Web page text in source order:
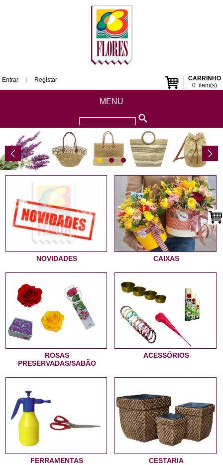
CARRINHO
0item(s)
Entrar Registar
MENU
NOVIDADES CAIXAS
ROSAS
PRESERVADAS/SABÃO
ACESSÓRIOS
FERRAMENTAS CESTARIA